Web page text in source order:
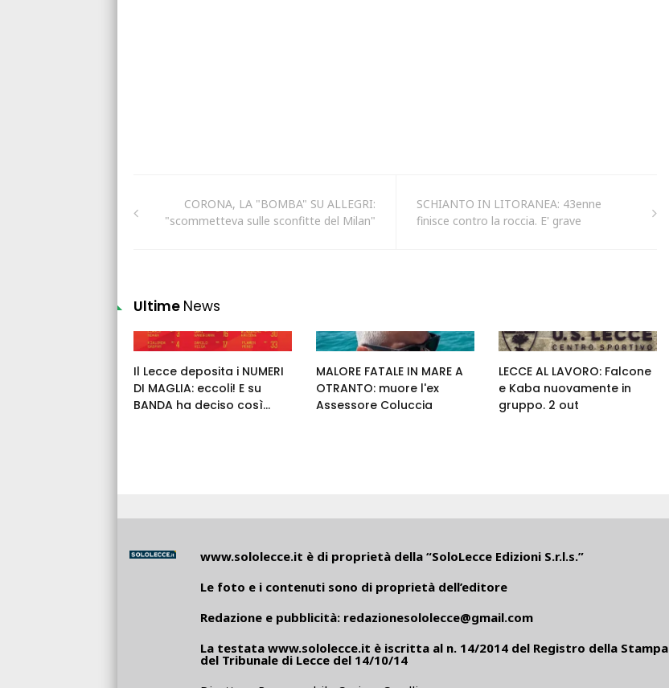
CORONA, LA "BOMBA" SU ALLEGRI:
"scommetteva sulle sconfitte del Milan"
SCHIANTO IN LITORANEA: 43enne
finisce contro la roccia. E' grave
Ultime News
Il Lecce deposita i NUMERI
DI MAGLIA: eccoli! E su
BANDA ha deciso così...
MALORE FATALE IN MARE A
OTRANTO: muore l'ex
Assessore Coluccia
LECCE AL LAVORO: Falcone
e Kaba nuovamente in
gruppo. 2 out
www.sololecce.it è di proprietà della “SoloLecce Edizioni S.r.l.s.”
Le foto e i contenuti sono di proprietà dell’editore
Redazione e pubblicità: redazionesololecce@gmail.com
La testata www.sololecce.it è iscritta al n. 14/2014 del Registro della Stampa
del Tribunale di Lecce del 14/10/14